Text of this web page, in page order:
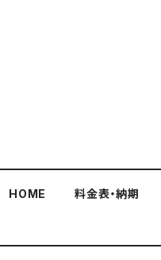
HOME 料金表・納期